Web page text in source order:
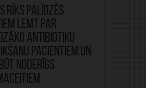
rīks palīdzēs
lemt par
antibiotiku
pacientiem un
noderīgs